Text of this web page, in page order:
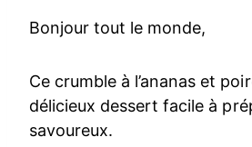
Bonjour tout le monde,
Ce crumble à l’ananas et
délicieux dessert facile à
savoureux.